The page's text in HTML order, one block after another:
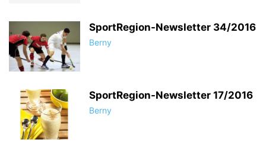
SportRegion-Newsletter 34/2016
Berny
SportRegion-Newsletter 17/2016
Berny